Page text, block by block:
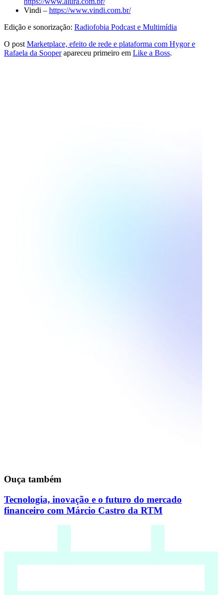
Vindi – https://www.vindi.com.br/
Edição e sonorização: Radiofobia Podcast e Multimídia
O post Marketplace, efeito de rede e plataforma com Hygor e
Rafaela da Sooperapareceu primeiro em Like a Boss.
Ouça também
Tecnologia, inovação e o futuro do mercado
financeiro com Márcio Castro da RTM